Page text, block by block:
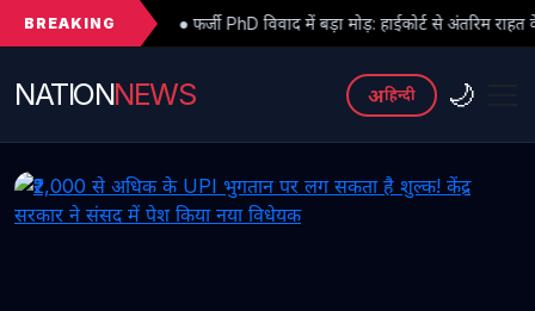
BREAKING
● फर्जी PhD विवाद में बड़ा मोड़: हाईकोर्ट से अंतरिम राहत के बाद 3 असिस्टेंट
NATIONNEWS अहिन्दी 🌙